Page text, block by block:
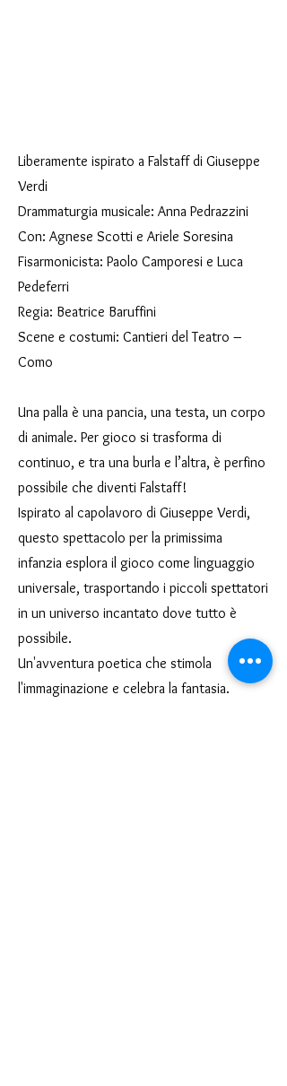
Liberamente ispirato a Falstaff di Giuseppe
Verdi
Drammaturgia musicale: Anna Pedrazzini
Con: Agnese Scotti e Ariele Soresina
Fisarmonicista: Paolo Camporesi e Luca
Pedeferri
Regia: Beatrice Baruffini
Scene e costumi: Cantieri del Teatro –
Como
Una palla è una pancia, una testa, un corpo
di animale. Per gioco si trasforma di
continuo, e tra una burla e l’altra, è perfino
possibile che diventi Falstaff!
Ispirato al capolavoro di Giuseppe Verdi,
questo spettacolo per la primissima
infanzia esplora il gioco come linguaggio
universale, trasportando i piccoli spettatori
in un universo incantato dove tutto è
possibile.
Un'avventura poetica che stimola
l'immaginazione e celebra la fantasia.